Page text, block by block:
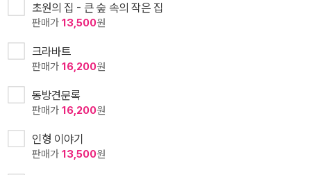
초원의 집 - 큰 숲 속의 작은 집
판매가 13,500원
크라바트
판매가 16,200원
동방견문록
판매가 16,200원
인형 이야기
판매가 13,500원